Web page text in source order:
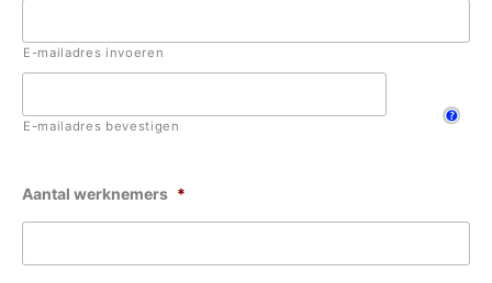
E-mailadres invoeren
E-mailadres bevestigen
Aantal werknemers *